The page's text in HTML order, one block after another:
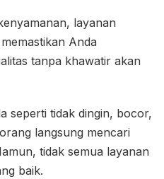
layanan
Anda
tanpa khawatir akan
seperti tidak dingin, bocor,
langsung mencari
tidak semua layanan
baik.